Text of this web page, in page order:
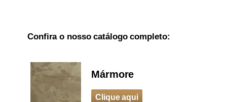
Confira o nosso catálogo completo:
Mármore
Clique aqui